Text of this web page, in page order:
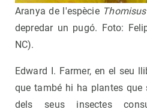
Aranya de l'espècie
depredar un pugó. Foto:
NC).
Edward I. Farmer, en el seu
que també hi ha plantes que
dels seus insectes